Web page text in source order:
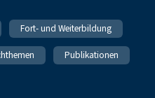
Fort- und Weiterbildung
Publikationen